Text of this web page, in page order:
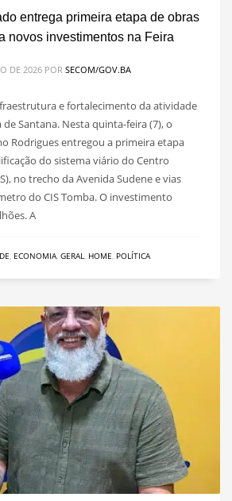
entrega primeira etapa de obras
novos investimentos na Feira
DE 2026 POR SECOM/GOV.BA
e fortalecimento da atividade
Santana. Nesta quinta-feira (7), o
Rodrigues entregou a primeira etapa
do sistema viário do Centro
no trecho da Avenida Sudene e vias
do CIS Tomba. O investimento
A
, ECONOMIA, GERAL, HOME, POLÍTICA